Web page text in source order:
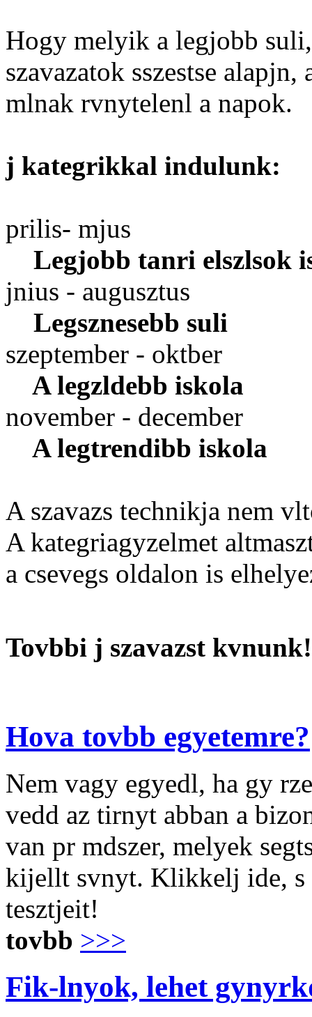
Hogy melyik a legjobb
szavazatok sszestse
mlnak rvnytelenl a napok.
j kategrikkal indulunk:
prilis- mjus
Legjobb tanri elszlsok
jnius - augusztus
Legsznesebb suli
szeptember - oktber
A legzldebb iskola
november - december
A legtrendibb iskola
A szavazs technikja nem
A kategriagyzelmet
a csevegs oldalon is
Tovbbi j szavazst kvnunk!
Hova tovbb egyetemre?
Nem vagy egyedl, ha gy
vedd az tirnyt abban a
van pr mdszer, melyek
kijellt svnyt. Klikkelj ide, s
tesztjeit!
tovbb >>>
Fik-lnyok, lehet